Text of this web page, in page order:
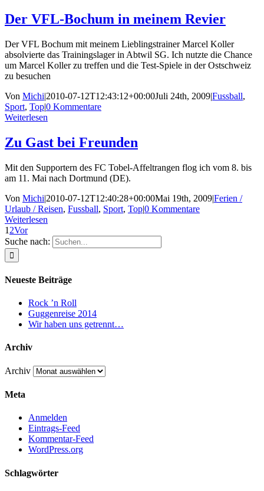
Der VFL-Bochum in meinem Revier
Der VFL Bochum mit meinem Lieblingstrainer Marcel Koller
absolvierte das Trainingslager in Abtwil SG. Ich nutzte die Chance
um Marcel Koller zu treffen und die Test-Spiele in der Ostschweiz
zu besuchen
Von Michi|2010-07-12T12:43:12+00:00Juli 24th, 2009|Fussball,
Sport, Top|0 Kommentare
Weiterlesen
Zu Gast bei Freunden
Mit den Supportern des FC Tobel-Affeltrangen flog ich vom 8. bis
am 11. Mai nach Dortmund (DE).
Von Michi|2010-07-12T12:40:28+00:00Mai 19th, 2009|Ferien /
Urlaub / Reisen, Fussball, Sport, Top|0 Kommentare
Weiterlesen
1 2Vor
Suche nach:
Neueste Beiträge
Rock ’n Roll
Guggenreise 2014
Wir haben uns getrennt…
Archiv
Archiv
Meta
Anmelden
Eintrags-Feed
Kommentar-Feed
WordPress.org
Schlagwörter